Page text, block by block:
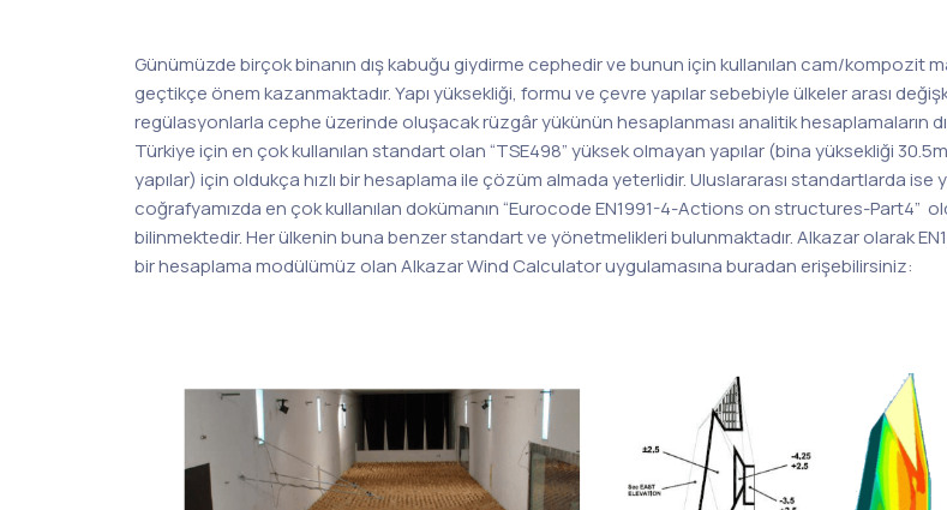
Günümüzde birçok binanın dış kabuğu giydirme cephedir ve bunun için kullanılan cam/kompozit
geçtikçe önem kazanmaktadır. Yapı yüksekliği, formu ve çevre yapılar sebebiyle ülkeler arası
regülasyonlarla cephe üzerinde oluşacak rüzgâr yükünün hesaplanması analitik hesaplamaların
Türkiye için en çok kullanılan standart olan “TSE498” yüksek olmayan yapılar (bina yüksekliği
yapılar) için oldukça hızlı bir hesaplama ile çözüm almada yeterlidir. Uluslararası standartlarda ise
coğrafyamızda en çok kullanılan dokümanın “Eurocode EN1991-4-Actions on structures-Part4”
bilinmektedir. Her ülkenin buna benzer standart ve yönetmelikleri bulunmaktadır. Alkazar olarak
bir hesaplama modülümüz olan Alkazar Wind Calculator uygulamasına buradan erişebilirsiniz: